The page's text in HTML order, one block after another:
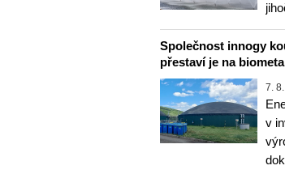
Společnost innogy
přestaví je na
7.
v